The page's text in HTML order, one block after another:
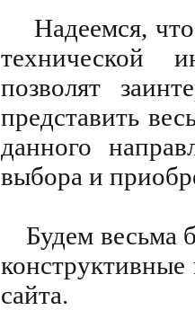
Надеемся, что
технической
позволят
представить
данного
выбора и
Будем весьма
сайта.